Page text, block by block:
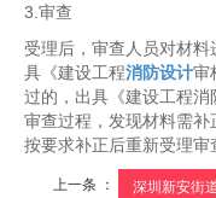
3.审查
受理后，审查人员对材料
具《建设工程消防设计审
过的，出具《建设工程消
审查过程，发现材料需补
按要求补正后重新受理审
上一条 ： 深圳新安街